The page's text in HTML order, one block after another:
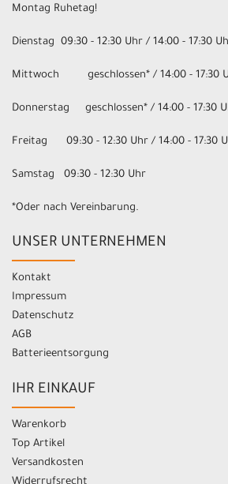
Montag Ruhetag!
Dienstag 09:30 - 12:30 Uhr / 14:00 - 17:30
Mittwoch geschlossen* / 14:00 - 17:30
Donnerstag geschlossen* / 14:00 - 17:30
Freitag 09:30 - 12:30 Uhr / 14:00 - 17:30
Samstag 09:30 - 12:30 Uhr
*Oder nach Vereinbarung.
UNSER UNTERNEHMEN
Kontakt
Impressum
Datenschutz
AGB
Batterieentsorgung
IHR EINKAUF
Warenkorb
Top Artikel
Versandkosten